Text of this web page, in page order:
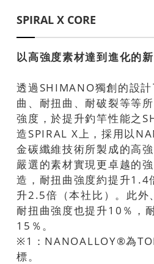
SPIRAL X CORE
以高強度素材達到進化的新
透過SHIMANO獨創的設計
曲、耐扭曲、耐破裂等等
強度，於提升釣竿性能之
造SPIRAL X上，採用以
金碳纖維技術所製成的高
嚴選的素材實現更卓越的
造，耐扭曲強度約提升1.4
升2.5倍（本社比）。此外
耐扭曲強度也提升10％，
15％。
※1：NANOALLOY®為
標。